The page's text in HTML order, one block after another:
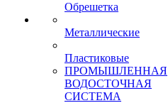
Обрешетка
Металлические
Пластиковые
ПРОМЫШЛЕННАЯ
ВОДОСТОЧНАЯ
СИСТЕМА